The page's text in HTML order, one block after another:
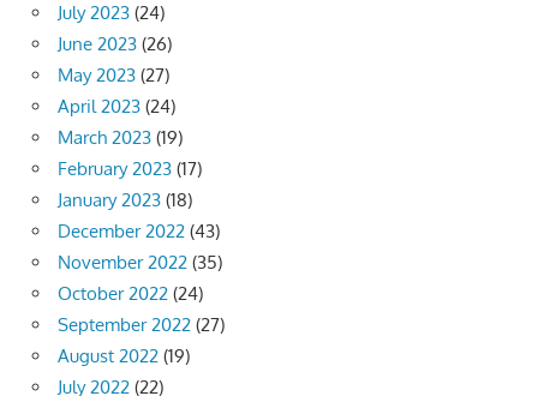
July 2023 (24)
June 2023 (26)
May 2023 (27)
April 2023 (24)
March 2023 (19)
February 2023 (17)
January 2023 (18)
December 2022 (43)
November 2022 (35)
October 2022 (24)
September 2022 (27)
August 2022 (19)
July 2022 (22)